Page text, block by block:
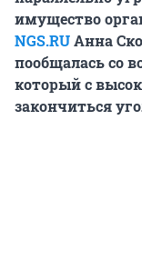
имущество
NGS.RUАнна
пообщалась со
который с
закончиться